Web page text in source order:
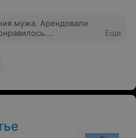
мужа. Арендовали
что очень удобно
набегались и уснули в
есть свет и
было замечательно.
Еще